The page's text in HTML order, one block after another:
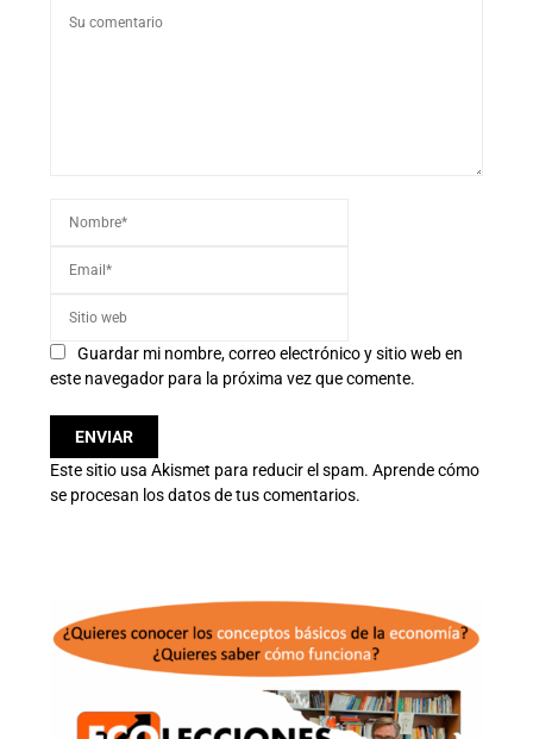
Guardar mi nombre, correo electrónico y sitio web en
este navegador para la próxima vez que comente.
Este sitio usa Akismet para reducir el spam. Aprende cómo
se procesan los datos de tus comentarios.